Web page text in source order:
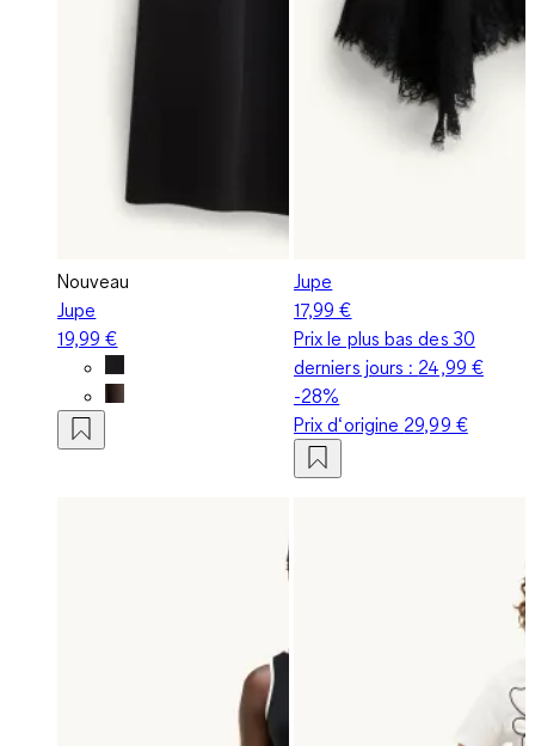
Nouveau
Jupe
19,99 €
Jupe
17,99 €
Prix le plus bas des 30
derniers jours : 24,99 €
-28%
Prix d‘origine 29,99 €